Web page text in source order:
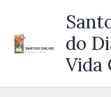
do
Vida